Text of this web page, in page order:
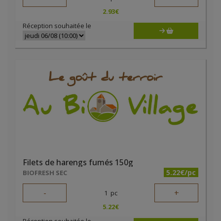
2.93€
Réception souhaitée le
Filets de harengs fumés 150g
BIOFRESH SEC 5.22€/pc
- 1 pc +
5.22€